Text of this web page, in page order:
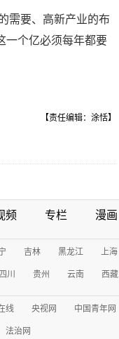
需要、高新产业的布
一个亿必须每年都要
【责任编辑：涂恬】
频 专栏 漫画
吉林 黑龙江 上海
四川 贵州 云南 西藏
线 央视网 中国青年网
法治网